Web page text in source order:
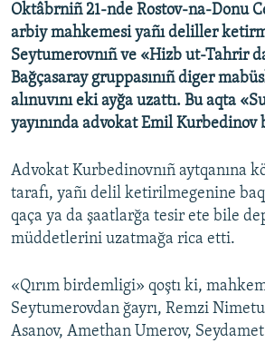
SÜRET
BLOGLAR
FİKİR
Русский
Українською
QOŞULIÑIZ!
RFE/RS bütün saytları
Oktâbrniñ 21-nde Rostov-na-Donu
arbiy mahkemesi yañı deliller
Seytumerovnıñ ve «Hizb ut-Tahrir
Bağçasaray gruppasınıñ diger
alınuvını eki ayğa uzattı. Bu aqta
yayınında advokat Emil
Advokat Kurbedinovnıñ aytqanına
tarafı, yañı delil ketirilmegenine
qaça ya da şaatlarğa tesir ete bile
müddetlerini uzatmağa rica etti.
«Qırım birdemligi» qoştı ki,
Seytumerovdan ğayrı, Remzi
Asanov, Amethan Umerov,